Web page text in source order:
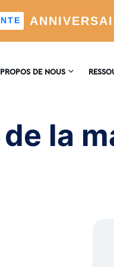
DE NOUS
BLOG
la